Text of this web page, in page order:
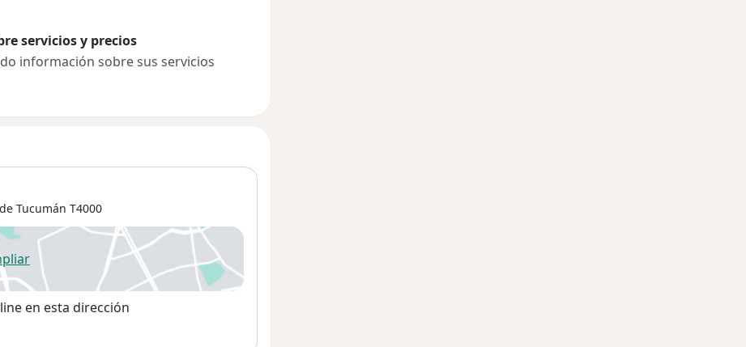
servicios y precios
información sobre sus servicios
Tucumán T4000
se abre en una nueva pestaña
en esta dirección